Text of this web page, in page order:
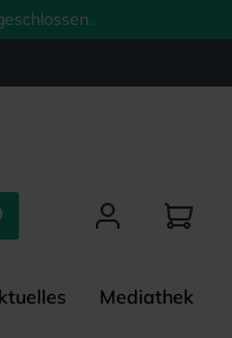
Mediathek